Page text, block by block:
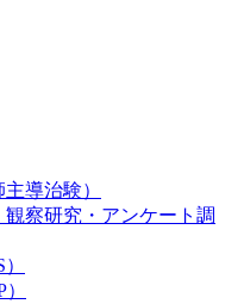
導治験）
察研究・アンケート調